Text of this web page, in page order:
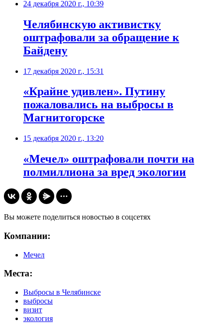
24 декабря 2020 г., 10:39
​Челябинскую активистку
оштрафовали за обращение к
Байдену
17 декабря 2020 г., 15:31
​«Крайне удивлен». Путину
пожаловались на выбросы в
Магнитогорске
15 декабря 2020 г., 13:20
«Мечел» оштрафовали почти на
полмиллиона за вред экологии
Вы можете поделиться новостью в соцсетях
Компании:
Мечел
Места:
Выбросы в Челябинске
выбросы
визит
экология